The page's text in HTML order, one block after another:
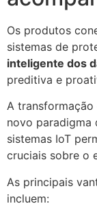
Os produtos
sistemas de
inteligente dos
preditiva e
A
novo paradigma
sistemas IoT
cruciais sobre o
As principais
incluem: